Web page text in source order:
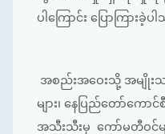
ပါကြောင်း ပြောကြားခဲ့ပ
အစည်းအ‌ဝေးသို့ အမျိုး
များ၊ နေပြည်တော်ကေ
အသီးသီးမှ ကော်မတီဝင်မျာ